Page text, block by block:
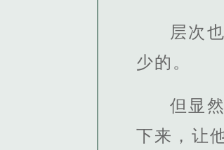
层次
少的。
但显
下来，让